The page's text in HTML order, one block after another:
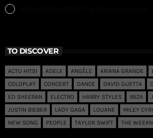
TO DISCOVER
ACTU HITS1 ADELE ANGÈLE ARIANA GRANDE
COLDPLAY
CONCERT DANCE DAVID GUETTA
ED SHEERAN
ELECTRO HARRY STYLES IBIZA
JUSTIN BIEBER
LADY GAGA LOUANE MILEY
NEW SONG
PEOPLE TAYLOR SWIFT THE